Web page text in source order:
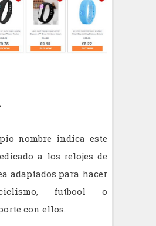
nombre indica este
a los relojes de
adaptados para hacer
futbool o
con ellos.